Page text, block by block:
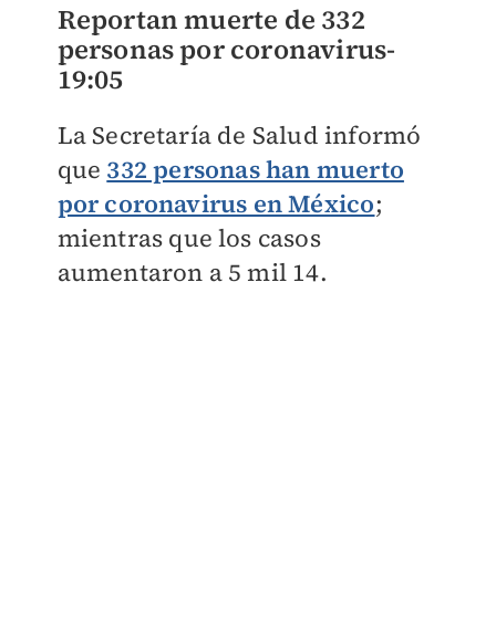
Reportan muerte de 332
personas por coronavirus-
19:05
La Secretaría de Salud informó
que 332 personas han muerto
por coronavirus en México;
mientras que los casos
aumentaron a 5 mil 14.